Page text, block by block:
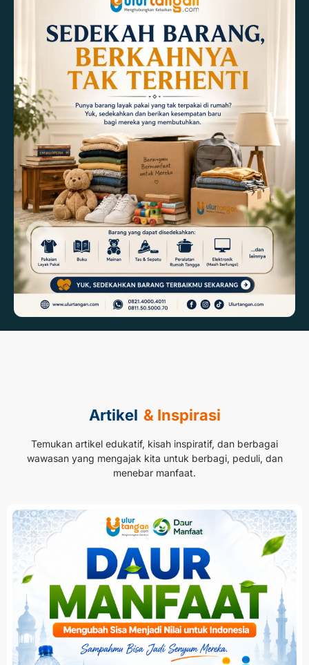
Artikel & Inspirasi
Temukan artikel edukatif, kisah inspiratif, dan berbagai
wawasan yang mengajak kita untuk berbagi, peduli, dan
menebar manfaat.